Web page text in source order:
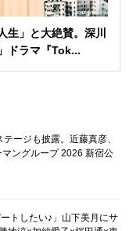
」と大絶賛。深川
ドラマ『Tok...
ージも披露。近藤真彦、
ングループ 2026 新宿公
トしたい♪」山下美月にサ